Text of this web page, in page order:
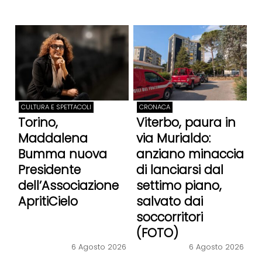
CULTURA E SPETTACOLI
Torino,
Maddalena
Bumma nuova
Presidente
dell’Associazione
ApritiCielo
6 Agosto 2026
CRONACA
Viterbo, paura in
via Murialdo:
anziano minaccia
di lanciarsi dal
settimo piano,
salvato dai
soccorritori
(FOTO)
6 Agosto 2026